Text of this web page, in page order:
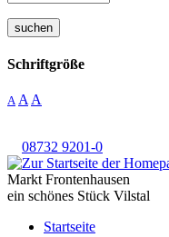
suchen
Schriftgröße
A A A
08732 9201-0
Markt Frontenhausen
ein schönes Stück Vilstal
Startseite